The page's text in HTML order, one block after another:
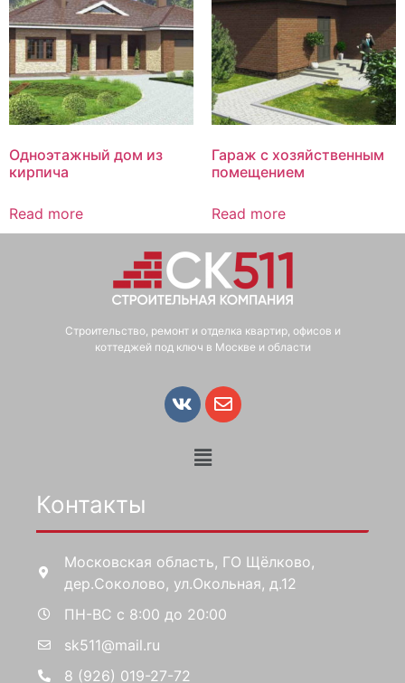
Одноэтажный дом из
кирпича
Read more
Гараж с хозяйственным
помещением
Read more
Строительство, ремонт и отделка квартир, офисов и
коттеджей под ключ в Москве и области
Контакты
Московская область, ГО Щёлково,
дер.Соколово, ул.Окольная, д.12
ПН-ВС с 8:00 до 20:00
sk511@mail.ru
8 (926) 019-27-72